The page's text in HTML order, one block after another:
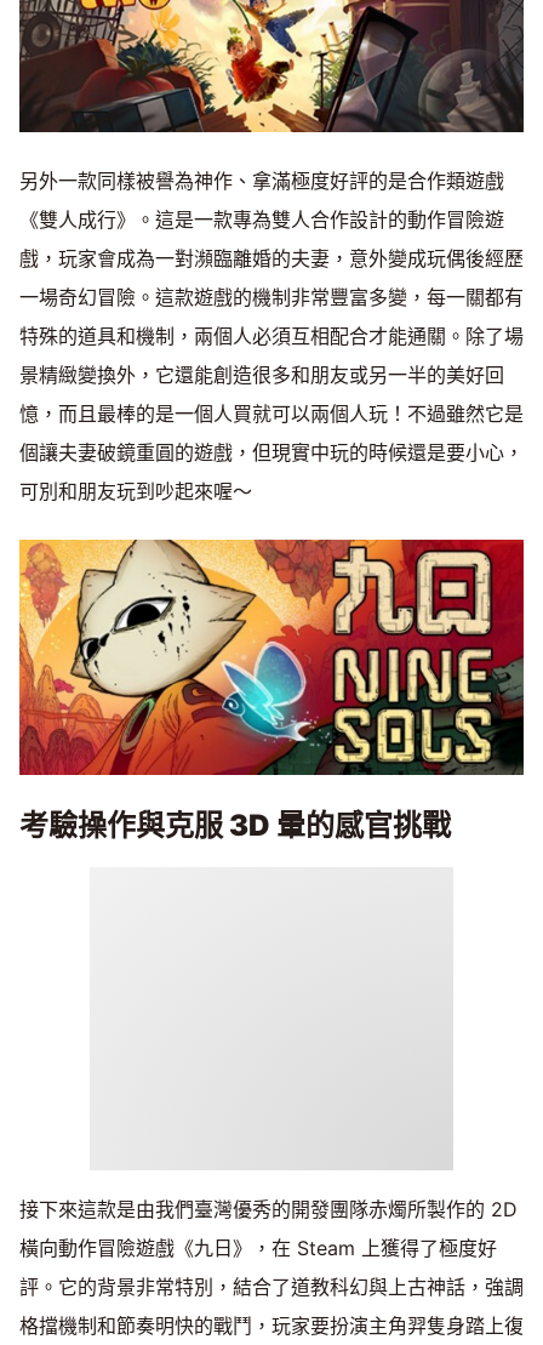
另外一款同樣被譽為神作、拿滿極度好評的是合作類遊戲
《雙人成行》。這是一款專為雙人合作設計的動作冒險遊
戲，玩家會成為一對瀕臨離婚的夫妻，意外變成玩偶後經歷
一場奇幻冒險。這款遊戲的機制非常豐富多變，每一關都有
特殊的道具和機制，兩個人必須互相配合才能通關。除了場
景精緻變換外，它還能創造很多和朋友或另一半的美好回
憶，而且最棒的是一個人買就可以兩個人玩！不過雖然它是
個讓夫妻破鏡重圓的遊戲，但現實中玩的時候還是要小心，
可別和朋友玩到吵起來喔～
考驗操作與克服 3D 暈的感官挑戰
接下來這款是由我們臺灣優秀的開發團隊赤燭所製作的 2D
橫向動作冒險遊戲《九日》，在 Steam 上獲得了極度好
評。它的背景非常特別，結合了道教科幻與上古神話，強調
格擋機制和節奏明快的戰鬥，玩家要扮演主角羿隻身踏上復